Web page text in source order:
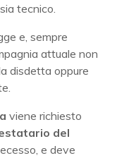
tecnico.
e, sempre
attuale non
disdetta oppure
viene richiesto
del
e deve